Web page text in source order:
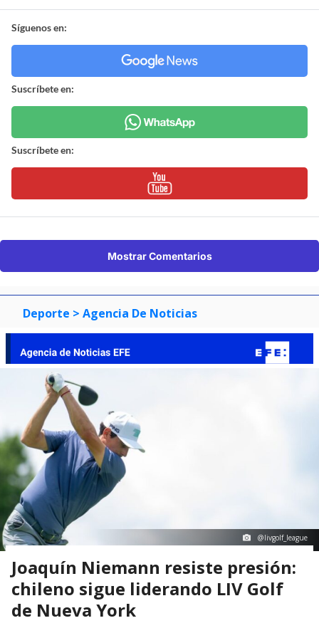
Síguenos en:
Suscríbete en:
Suscríbete en:
Mostrar Comentarios
Deporte > Agencia De Noticias
@livgolf_league
Joaquín Niemann resiste presión:
chileno sigue liderando LIV Golf
de Nueva York